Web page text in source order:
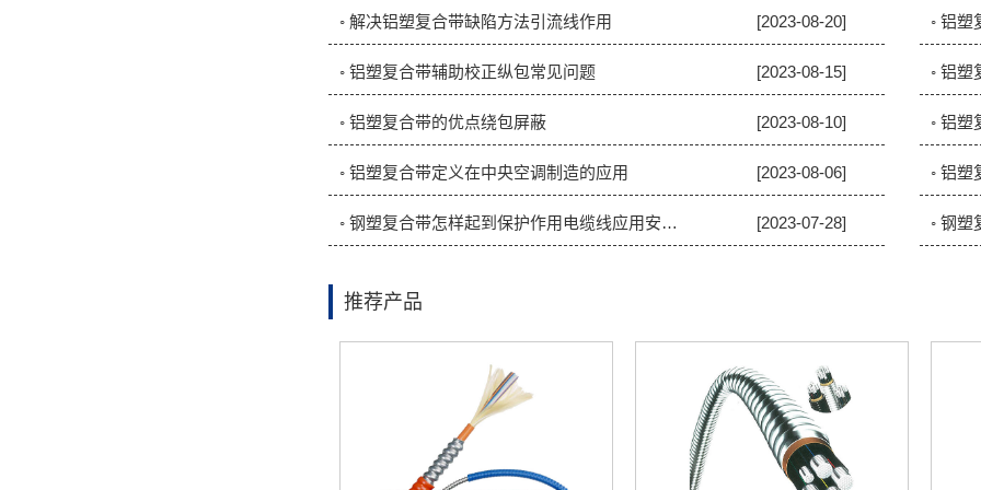
◦ 解决铝塑复合带缺陷方法引流线作用 [2023-08-20] ◦ 铝
◦ 铝塑复合带辅助校正纵包常见问题 [2023-08-15] ◦ 铝
◦ 铝塑复合带的优点绕包屏蔽 [2023-08-10] ◦ 铝
◦ 铝塑复合带定义在中央空调制造的应用 [2023-08-06] ◦ 铝
◦ 钢塑复合带怎样起到保护作用电缆线应用安全隐患 [2023-07-28] ◦ 钢
推荐产品